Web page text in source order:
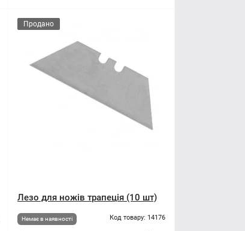
Продано
Лезо для ножів трапеція (10 шт)
Немає в наявності Код товару: 14176